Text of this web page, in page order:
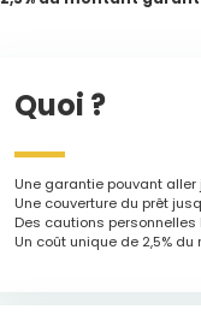
Quoi ?
Une garantie pouvant
Une couverture du prêt
Des cautions
Un coût unique de 2,5%